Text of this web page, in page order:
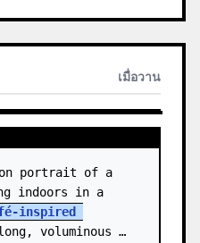
เมื่อวาน
inspired
voluminous